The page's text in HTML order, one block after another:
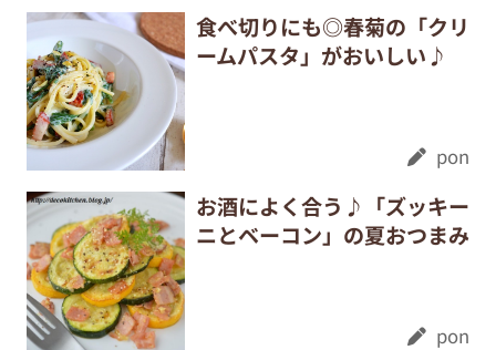
食べ切りにも◎春菊の「クリ
ームパスタ」がおいしい♪
pon
お酒によく合う♪「ズッキー
ニとベーコン」の夏おつまみ
pon